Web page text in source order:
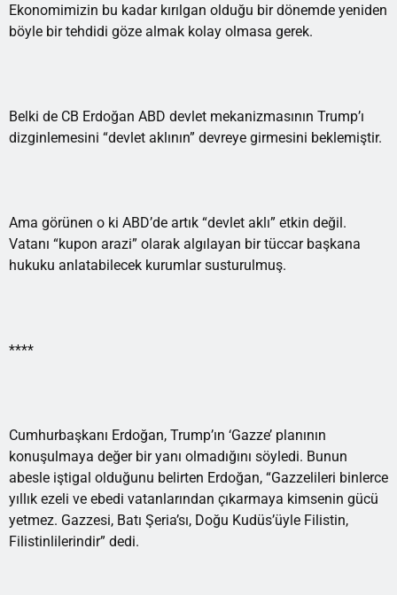
Ekonomimizin bu kadar kırılgan olduğu bir dönemde yeniden
böyle bir tehdidi göze almak kolay olmasa gerek.
Belki de CB Erdoğan ABD devlet mekanizmasının Trump’ı
dizginlemesini “devlet aklının” devreye girmesini beklemiştir.
Ama görünen o ki ABD’de artık “devlet aklı” etkin değil.
Vatanı “kupon arazi” olarak algılayan bir tüccar başkana
hukuku anlatabilecek kurumlar susturulmuş.
****
Cumhurbaşkanı Erdoğan, Trump’ın ‘Gazze’ planının
konuşulmaya değer bir yanı olmadığını söyledi. Bunun
abesle iştigal olduğunu belirten Erdoğan, “Gazzelileri binlerce
yıllık ezeli ve ebedi vatanlarından çıkarmaya kimsenin gücü
yetmez. Gazzesi, Batı Şeria’sı, Doğu Kudüs’üyle Filistin,
Filistinlilerindir” dedi.